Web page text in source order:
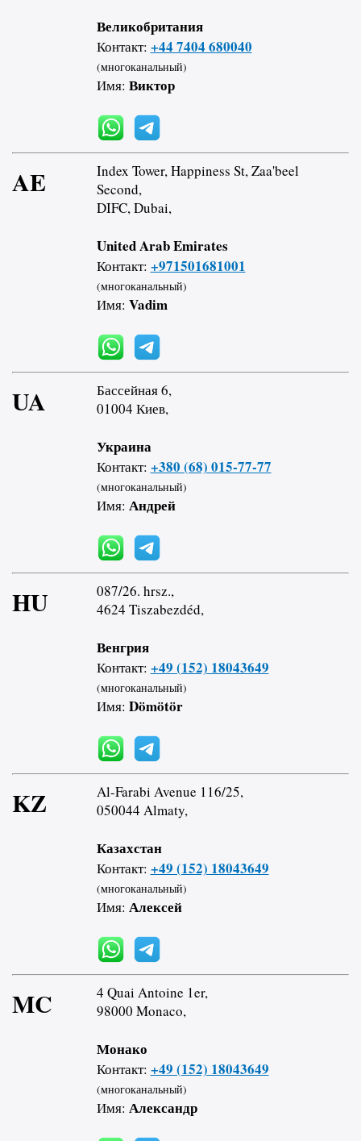
Великобритания
Контакт: +44 7404 680040
(многоканальный)
Имя: Виктор
AE
Index Tower, Happiness St, Zaa'beel
Second,
DIFC, Dubai,
United Arab Emirates
Контакт: +971501681001
(многоканальный)
Имя: Vadim
UA
Бассейная 6,
01004 Киев,
Украина
Контакт: +380 (68) 015-77-77
(многоканальный)
Имя: Андрей
HU
087/26. hrsz.,
4624 Tiszabezdéd,
Венгрия
Контакт: +49 (152) 18043649
(многоканальный)
Имя: Dömötör
KZ
Al-Farabi Avenue 116/25,
050044 Almaty,
Казахстан
Контакт: +49 (152) 18043649
(многоканальный)
Имя: Алексей
MC
4 Quai Antoine 1er,
98000 Monaco,
Монако
Контакт: +49 (152) 18043649
(многоканальный)
Имя: Александр